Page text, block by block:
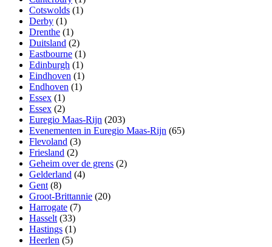
Cotswolds (1)
Derby (1)
Drenthe (1)
Duitsland (2)
Eastbourne (1)
Edinburgh (1)
Eindhoven (1)
Endhoven (1)
Essex (1)
Essex (2)
Euregio Maas-Rijn (203)
Evenementen in Euregio Maas-Rijn (65)
Flevoland (3)
Friesland (2)
Geheim over de grens (2)
Gelderland (4)
Gent (8)
Groot-Brittannie (20)
Harrogate (7)
Hasselt (33)
Hastings (1)
Heerlen (5)